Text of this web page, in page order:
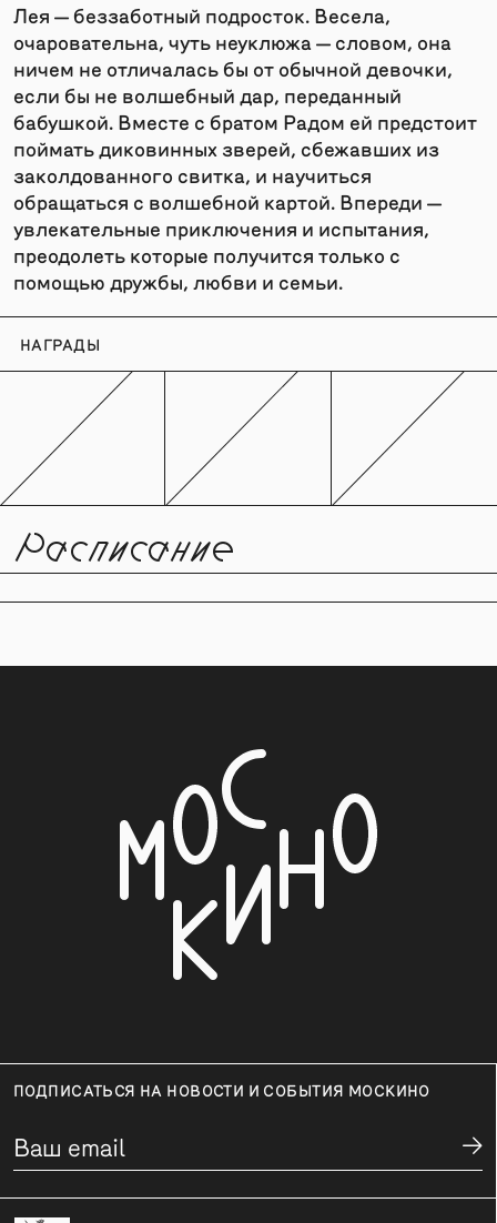
Лея — беззаботный подросток. Весела,
очаровательна, чуть неуклюжа — словом, она
ничем не отличалась бы от обычной девочки,
если бы не волшебный дар, переданный
бабушкой. Вместе с братом Радом ей предстоит
поймать диковинных зверей, сбежавших из
заколдованного свитка, и научиться
обращаться с волшебной картой. Впереди —
увлекательные приключения и испытания,
преодолеть которые получится только с
помощью дружбы, любви и семьи.
НАГРАДЫ
Расписание
ПОДПИСАТЬСЯ НА НОВОСТИ И СОБЫТИЯ МОСКИНО